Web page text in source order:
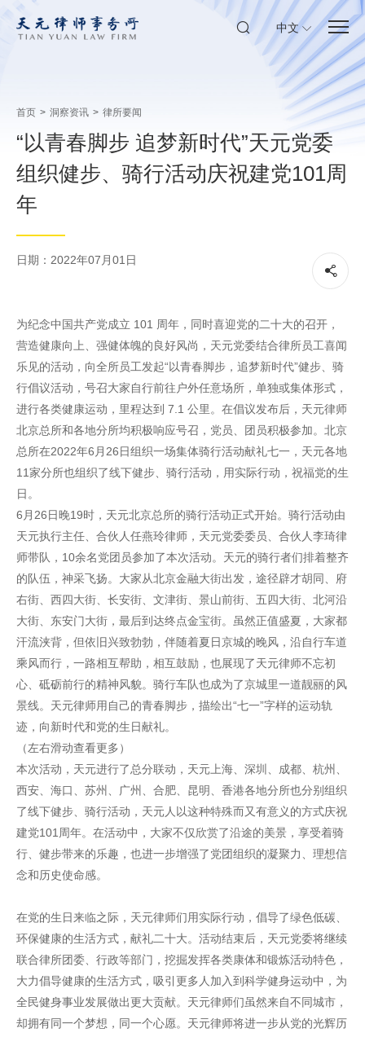
中文
首页 > 洞察资讯 > 律所要闻
“以青春脚步 追梦新时代”天元党委
组织健步、骑行活动庆祝建党101周
年
日期：2022年07月01日
为纪念中国共产党成立 101 周年，同时喜迎党的二十大的召开，
营造健康向上、强健体魄的良好风尚，天元党委结合律所员工喜闻
乐见的活动，向全所员工发起“以青春脚步，追梦新时代”健步、骑
行倡议活动，号召大家自行前往户外任意场所，单独或集体形式，
进行各类健康运动，里程达到 7.1 公里。在倡议发布后，天元律师
北京总所和各地分所均积极响应号召，党员、团员积极参加。北京
总所在2022年6月26日组织一场集体骑行活动献礼七一，天元各地
11家分所也组织了线下健步、骑行活动，用实际行动，祝福党的生
日。
6月26日晚19时，天元北京总所的骑行活动正式开始。骑行活动由
天元执行主任、合伙人任燕玲律师，天元党委委员、合伙人李琦律
师带队，10余名党团员参加了本次活动。天元的骑行者们排着整齐
的队伍，神采飞扬。大家从北京金融大街出发，途径辟才胡同、府
右街、西四大街、长安街、文津街、景山前街、五四大街、北河沿
大街、东安门大街，最后到达终点金宝街。虽然正值盛夏，大家都
汗流浃背，但依旧兴致勃勃，伴随着夏日京城的晚风，沿自行车道
乘风而行，一路相互帮助，相互鼓励，也展现了天元律师不忘初
心、砥砺前行的精神风貌。骑行车队也成为了京城里一道靓丽的风
景线。天元律师用自己的青春脚步，描绘出“七一”字样的运动轨
迹，向新时代和党的生日献礼。
（左右滑动查看更多）
本次活动，天元进行了总分联动，天元上海、深圳、成都、杭州、
西安、海口、苏州、广州、合肥、昆明、香港各地分所也分别组织
了线下健步、骑行活动，天元人以这种特殊而又有意义的方式庆祝
建党101周年。在活动中，大家不仅欣赏了沿途的美景，享受着骑
行、健步带来的乐趣，也进一步增强了党团组织的凝聚力、理想信
念和历史使命感。
在党的生日来临之际，天元律师们用实际行动，倡导了绿色低碳、
环保健康的生活方式，献礼二十大。活动结束后，天元党委将继续
联合律所团委、行政等部门，挖掘发挥各类康体和锻炼活动特色，
大力倡导健康的生活方式，吸引更多人加入到科学健身运动中，为
全民健身事业发展做出更大贡献。天元律师们虽然来自不同城市，
却拥有同一个梦想，同一个心愿。天元律师将进一步从党的光辉历